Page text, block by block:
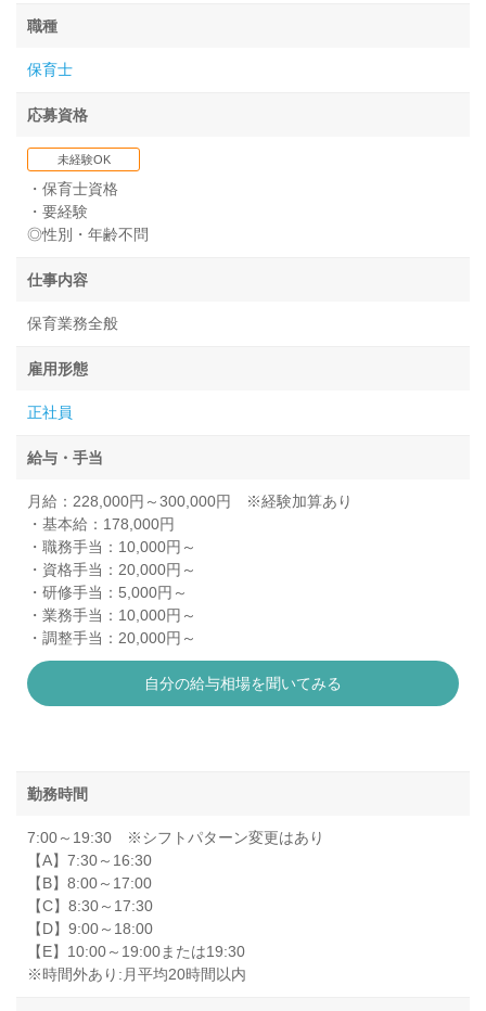
職種
保育士
応募資格
未経験OK
・保育士資格
・要経験
◎性別・年齢不問
仕事内容
保育業務全般
雇用形態
正社員
給与・手当
月給：228,000円～300,000円 ※経験加算あり
・基本給：178,000円
・職務手当：10,000円～
・資格手当：20,000円～
・研修手当：5,000円～
・業務手当：10,000円～
・調整手当：20,000円～
自分の給与相場を聞いてみる
勤務時間
7:00～19:30 ※シフトパターン変更はあり
【A】7:30～16:30
【B】8:00～17:00
【C】8:30～17:30
【D】9:00～18:00
【E】10:00～19:00または19:30
※時間外あり:月平均20時間以内